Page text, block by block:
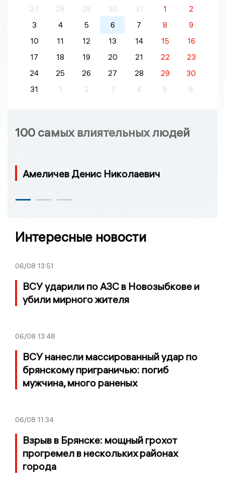
27
28 29 30 31 1
2
3
4 5 6 7 8
9
10
11 12 13 14 15
16
17
18 19 20 21 22
23
24
25 26 27 28 29
30
31
1 2 3 4 5 6
100 самых влиятельных людей
Амеличев Денис Николаевич
Интересные новости
06/08 13:51
ВСУ ударили по АЗС в Новозыбкове и
убили мирного жителя
06/08 13:48
ВСУ нанесли массированный удар по
брянскому приграничью: погиб
мужчина, много раненых
06/08 11:34
Взрыв в Брянске: мощный грохот
прогремел в нескольких районах
города